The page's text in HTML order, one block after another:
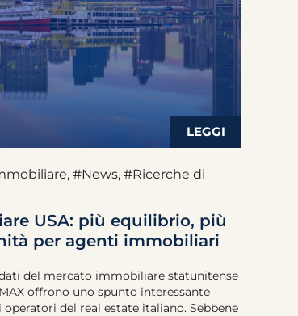
, #News, #Ricerche di
USA: più equilibrio, più
per agenti immobiliari
del mercato immobiliare statunitense
offrono uno spunto interessante
operatori del real estate italiano. Sebbene